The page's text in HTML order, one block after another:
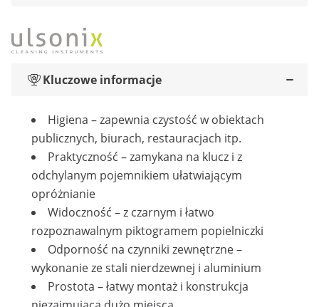
Kluczowe informacje
Higiena – zapewnia czystość w obiektach
publicznych, biurach, restauracjach itp.
Praktyczność – zamykana na klucz i z
odchylanym pojemnikiem ułatwiającym
opróżnianie
Widoczność – z czarnym i łatwo
rozpoznawalnym piktogramem popielniczki
Odporność na czynniki zewnętrzne –
wykonanie ze stali nierdzewnej i aluminium
Prostota – łatwy montaż i konstrukcja